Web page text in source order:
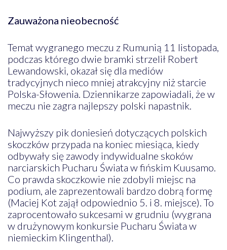
Zauważona nieobecność
Temat wygranego meczu z Rumunią 11 listopada,
podczas którego dwie bramki strzelił Robert
Lewandowski, okazał się dla mediów
tradycyjnych nieco mniej atrakcyjny niż starcie
Polska-Słowenia. Dziennikarze zapowiadali, że w
meczu nie zagra najlepszy polski napastnik.
Najwyższy pik doniesień dotyczących polskich
skoczków przypada na koniec miesiąca, kiedy
odbywały się zawody indywidualne skoków
narciarskich Pucharu Świata w fińskim Kuusamo.
Co prawda skoczkowie nie zdobyli miejsc na
podium, ale zaprezentowali bardzo dobrą formę
(Maciej Kot zajął odpowiednio 5. i 8. miejsce). To
zaprocentowało sukcesami w grudniu (wygrana
w drużynowym konkursie Pucharu Świata w
niemieckim Klingenthal).